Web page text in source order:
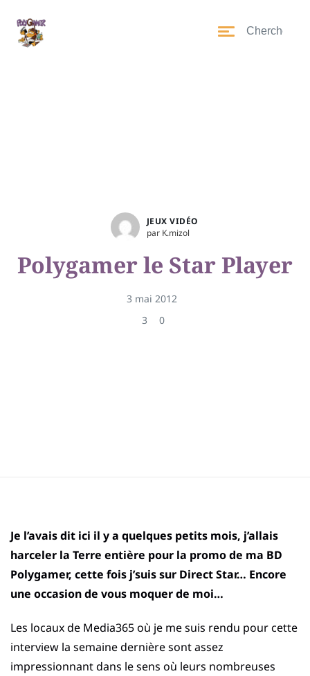
JEUX VIDÉO
par K.mizol
Polygamer le Star Player
3 mai 2012
3
0
Je l’avais dit ici il y a quelques petits mois, j’allais
harceler la Terre entière pour la promo de ma BD
Polygamer, cette fois j’suis sur Direct Star… Encore
une occasion de vous moquer de moi…
Les locaux de Media365 où je me suis rendu pour cette
interview la semaine dernière sont assez
impressionnant dans le sens où leurs nombreuses